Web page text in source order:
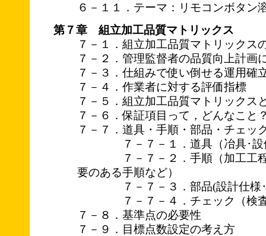
６－１１．テーマ：リモコンボタン
第７章 組立加工品質マトリックス
７－１．組立加工品質マトリックス
７－２．管理監督者の品質向上計画
７－３．仕組みで使い倒せる運用確
７－４．作業者に対する評価指標
７－５．組立加工品質マトリックス
７－６．保証項目って，どんなこと
７－７．道具・手順・部品・チェッ
７－７－１．道具（冶具･設
７－７－２．手順（加工工程
要のある手順など）
７－７－３．部品(設計仕様･
７－７－４．チェック（検査
７－８．基準点の必要性
７－９．目標点数設定の考え方